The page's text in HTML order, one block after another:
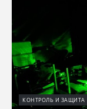
КОНТРОЛЬ И ЗАЩИТА